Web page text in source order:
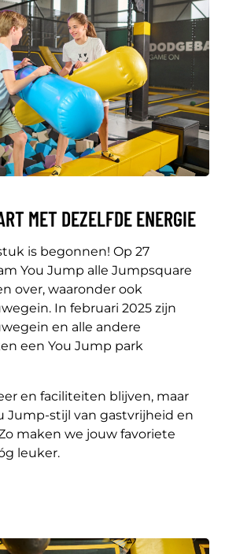
MET DEZELFDE ENERGIE
is begonnen! Op 27
You Jump alle Jumpsquare
over, waaronder ook
In februari 2025 zijn
en alle andere
een You Jump park
en faciliteiten blijven, maar
Jump-stijl van gastvrijheid en
maken we jouw favoriete
leuker.